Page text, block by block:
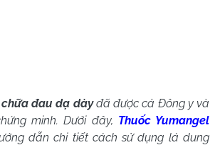
đau dạ dàyđã được cả Đông y và
minh. Dưới đây, Thuốc Yumangel
dẫn chi tiết cách sử dụng lá dung